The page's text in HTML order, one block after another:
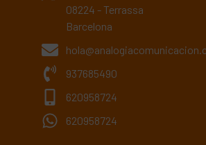
08224 - Terrassa
Barcelona
937685490
620958724
620958724